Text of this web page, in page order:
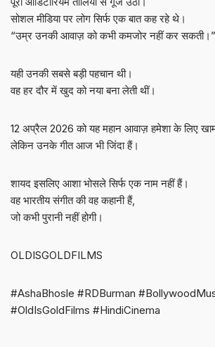
सोशल मीडिया पर लोग सिर्फ एक बात कह रहे थे।
“उम्र उनकी आवाज़ को कभी कमजोर नहीं कर सकती।”
यही उनकी सबसे बड़ी पहचान थी।
वह हर दौर में खुद को नया बना लेती थीं।
12 अप्रैल 2026 को यह महान आवाज़ हमेशा के लिए
लेकिन उनके गीत आज भी जिंदा हैं।
शायद इसलिए आशा भोसले सिर्फ एक नाम नहीं हैं।
वह भारतीय संगीत की वह कहानी हैं,
जो कभी पुरानी नहीं होगी।
OLDISGOLDFILMS
#AshaBhosle #RDBurman
#OldIsGoldFilms #HindiCinema